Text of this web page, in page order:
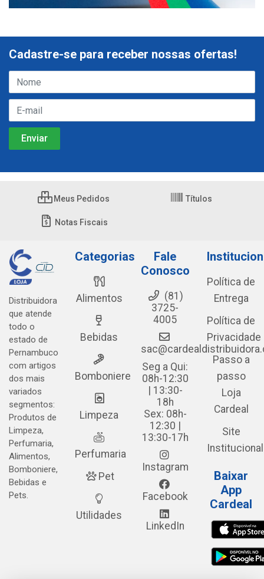
Cadastre-se para receber nossas ofertas!
Meus Pedidos Títulos
Notas Fiscais
Distribuidora
que atende
todo o
estado de
Pernambuco
com artigos
dos mais
variados
segmentos:
Produtos de
Limpeza,
Perfumaria,
Alimentos,
Bomboniere,
Bebidas e
Pets.
Categorias
Alimentos
Bebidas
Bomboniere
Limpeza
Perfumaria
Pet
Utilidades
Fale
Conosco
(81)
3725-
4005
Seg a Qui:
08h-12:30
| 13:30-
18h
Sex: 08h-
12:30 |
13:30-17h
Instagram
Facebook
LinkedIn
Política de
Entrega
Política de
Privacidade
Passo a
passo
Loja
Cardeal
Site
Institucional
Baixar
App
Cardeal